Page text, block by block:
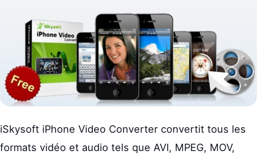
iSkysoft iPhone Video Converter convertit tous les
formats vidéo et audio tels que AVI, MPEG, MOV,